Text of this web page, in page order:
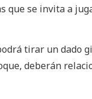
que se invita a
tirar un dado
deberán